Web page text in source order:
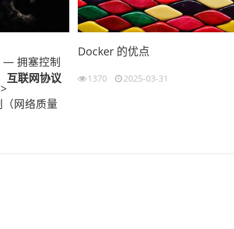
拥塞控制
互联网协议
网络质量
Docker 的优点
1370 2025-03-31